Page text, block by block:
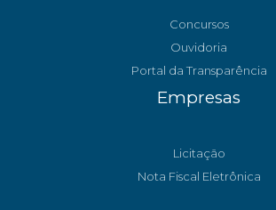
Concursos
Ouvidoria
Portal da Transparência
Empresas
Licitação
Nota Fiscal Eletrônica